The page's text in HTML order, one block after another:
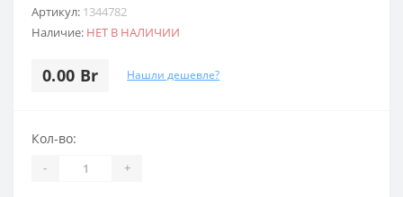
Артикул: 1344782
Наличие: НЕТ В НАЛИЧИИ
0.00 Br Нашли дешевле?
Кол-во:
- +